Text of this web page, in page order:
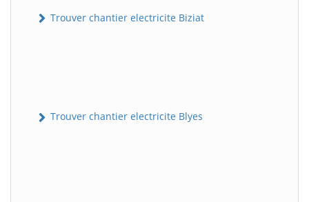
Trouver chantier electricite Biziat
Trouver chantier electricite Blyes